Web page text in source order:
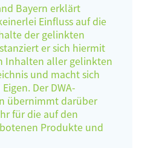
Bayern erklärt
Einfluss auf die
der gelinkten
er sich hiermit
Inhalten aller gelinkten
und macht sich
Der DWA-
übernimmt darüber
für die auf den
Produkte und